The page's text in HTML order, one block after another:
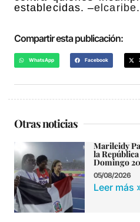
establecidas. –
Compartir esta publicación:
WhatsApp Facebook
Otras noticias
Marileidy
la
Domingo
05/08/2026
Leer más